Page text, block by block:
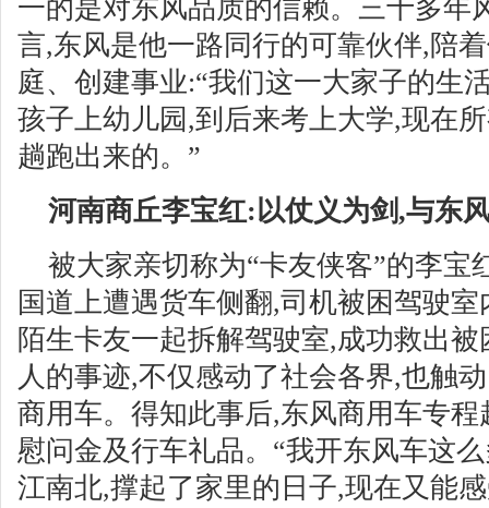
一的是对东风品质的信赖。三十多年
言,东风是他一路同行的可靠伙伴,陪
庭、创建事业:“我们这一大家子的生
孩子上幼儿园,到后来考上大学,现在
趟跑出来的。”
河南商丘李宝红:以仗义为剑,与东
被大家亲切称为“卡友侠客”的李宝
国道上遭遇货车侧翻,司机被困驾驶
陌生卡友一起拆解驾驶室,成功救出
人的事迹,不仅感动了社会各界,也触
商用车。得知此事后,东风商用车专
慰问金及行车礼品。“我开东风车这
江南北,撑起了家里的日子,现在又能